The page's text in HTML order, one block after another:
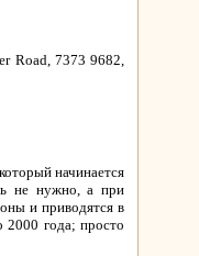
Road, 7373 9682,
начинается
не нужно, а при
и приводятся в
2000 года; просто